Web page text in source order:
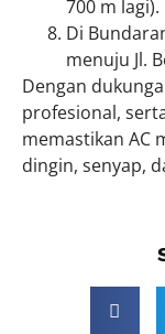
700 m lagi).
Di
menuju Jl.
Dengan
profesional,
memastikan AC
dingin, senyap,